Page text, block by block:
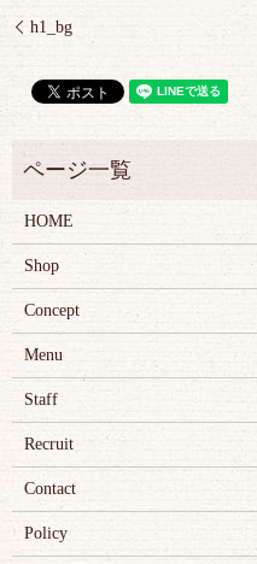
h1_bg
HOME
Shop
Concept
Menu
Staff
Recruit
Contact
Policy